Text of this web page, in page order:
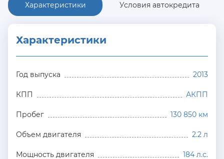
Характеристики Условия автокредита
Характеристики
Год выпуска 2013
КПП АКПП
Пробег 130 850 км
Объем двигателя 2.2 л
Мощность двигателя 184 л.с.